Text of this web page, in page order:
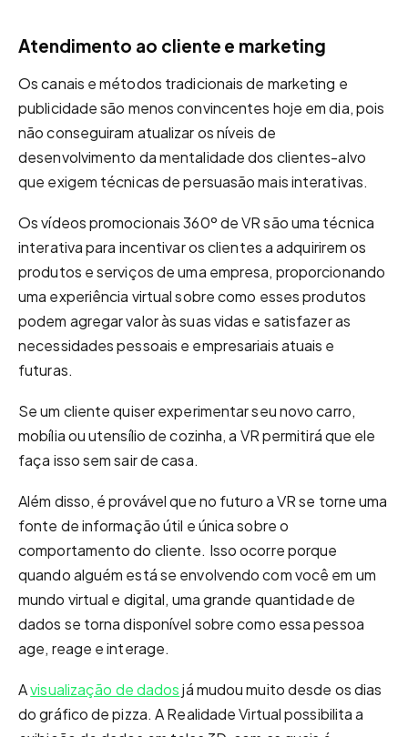
Atendimento ao cliente e marketing
Os canais e métodos tradicionais de marketing e
publicidade são menos convincentes hoje em dia, pois
não conseguiram atualizar os níveis de
desenvolvimento da mentalidade dos clientes-alvo
que exigem técnicas de persuasão mais interativas.
Os vídeos promocionais 360º de VR são uma técnica
interativa para incentivar os clientes a adquirirem os
produtos e serviços de uma empresa, proporcionando
uma experiência virtual sobre como esses produtos
podem agregar valor às suas vidas e satisfazer as
necessidades pessoais e empresariais atuais e
futuras.
Se um cliente quiser experimentar seu novo carro,
mobília ou utensílio de cozinha, a VR permitirá que ele
faça isso sem sair de casa.
Além disso, é provável que no futuro a VR se torne uma
fonte de informação útil e única sobre o
comportamento do cliente. Isso ocorre porque
quando alguém está se envolvendo com você em um
mundo virtual e digital, uma grande quantidade de
dados se torna disponível sobre como essa pessoa
age, reage e interage.
Avisualização de dadosjá mudou muito desde os dias
do gráfico de pizza. A Realidade Virtual possibilita a